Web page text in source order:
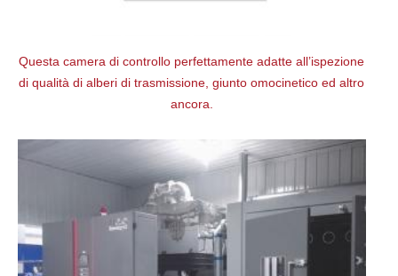
Questa camera di controllo perfettamente adatte all’ispezione
di qualità di alberi di trasmissione, giunto omocinetico ed altro
ancora.